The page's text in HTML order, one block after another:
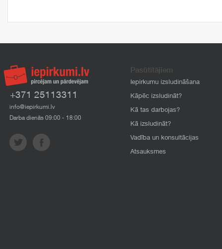
+371 25113311
info@iepirkumi.lv
Darba dienās 09:00 - 18:00
Pasūtītājiem
Iepirkumu izsludināšana
Kāpēc izsludināt?
Kā tas darbojas?
Kā izsludināt?
Vadība un konsultācijas
Atsauksmes